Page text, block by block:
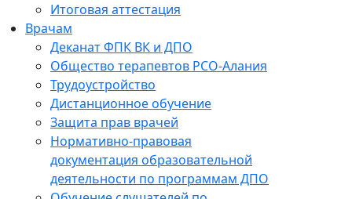
Итоговая аттестация
Врачам
Деканат ФПК ВК и ДПО
Общество терапевтов РСО-Алания
Трудоустройство
Дистанционное обучение
Защита прав врачей
Нормативно-правовая
документация образовательной
деятельности по программам ДПО